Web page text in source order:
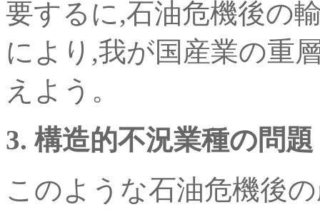
要するに,石油危機後の
により,我が国産業の重
えよう。
3. 構造的不況業種の問題
このような石油危機後